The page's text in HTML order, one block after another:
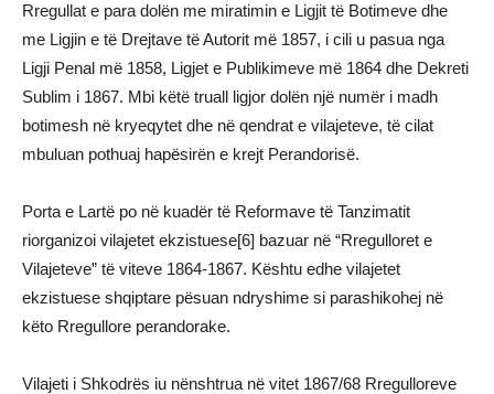
Rregullat e para dolën me miratimin e Ligjit të Botimeve dhe
me Ligjin e të Drejtave të Autorit më 1857, i cili u pasua nga
Ligji Penal më 1858, Ligjet e Publikimeve më 1864 dhe Dekreti
Sublim i 1867. Mbi këtë truall ligjor dolën një numër i madh
botimesh në kryeqytet dhe në qendrat e vilajeteve, të cilat
mbuluan pothuaj hapësirën e krejt Perandorisë.
Porta e Lartë po në kuadër të Reformave të Tanzimatit
riorganizoi vilajetet ekzistuese[6] bazuar në “Rregulloret e
Vilajeteve” të viteve 1864-1867. Kështu edhe vilajetet
ekzistuese shqiptare pësuan ndryshime si parashikohej në
këto Rregullore perandorake.
Vilajeti i Shkodrës iu nënshtrua në vitet 1867/68 Rregulloreve